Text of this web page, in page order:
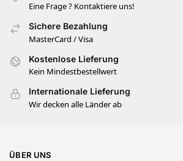
Eine Frage ? Kontaktiere uns!
Sichere Bezahlung
MasterCard / Visa
Kostenlose Lieferung
Kein Mindestbestellwert
Internationale Lieferung
Wir decken alle Länder ab
ÜBER UNS